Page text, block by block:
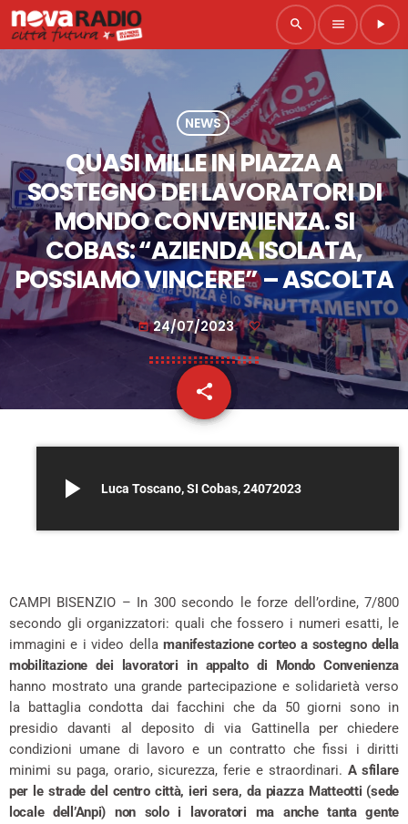
search menu play_arrow
NEWS
QUASI MILLE IN PIAZZA A
SOSTEGNO DEI LAVORATORI DI
MONDO CONVENIENZA. SI
COBAS: “AZIENDA ISOLATA,
POSSIAMO VINCERE” – ASCOLTA
today 24/07/2023
share
email
play_arrow Luca Toscano, SI Cobas, 24072023
CAMPI BISENZIO – In 300 secondo le forze dell’ordine, 7/800
secondo gli organizzatori: quali che fossero i numeri esatti, le
immagini e i video dellamanifestazione corteo a sostegno della
mobilitazione dei lavoratori in appalto di Mondo Convenienza
hanno mostrato una grande partecipazione e solidarietà verso
la battaglia condotta dai facchini che da 50 giorni sono in
presidio davanti al deposito di via Gattinella per chiedere
condizioni umane di lavoro e un contratto che fissi i diritti
minimi su paga, orario, sicurezza, ferie e straordinari. A sfilare
per le strade del centro città, ieri sera, da piazza Matteotti (sede
locale dell’Anpi) non solo i lavoratori ma anche tanta gente